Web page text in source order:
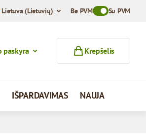
Lietuva (Lietuvių) Be PVMToggle VAT
Su PVM
paskyra Krepšelis
IŠPARDAVIMAS NAUJA